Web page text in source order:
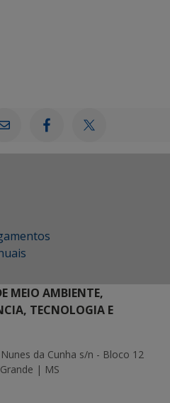
MEIO AMBIENTE,
TECNOLOGIA E
da Cunha s/n - Bloco 12
| MS